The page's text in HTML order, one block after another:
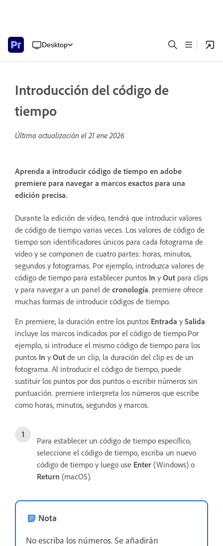
Desktop
Introducción del código de
tiempo
Última actualización el21 ene 2026
Aprenda a introducir código de tiempo en adobe
premiere para navegar a marcos exactos para una
edición precisa.
Durante la edición de vídeo, tendrá que introducir valores
de código de tiempo varias veces. Los valores de código de
tiempo son identificadores únicos para cada fotograma de
vídeo y se componen de cuatro partes: horas, minutos,
segundos y fotogramas. Por ejemplo, introduzca valores de
código de tiempo para establecer puntos In y Out para clips
y para navegar a un panel de cronología. premiere ofrece
muchas formas de introducir códigos de tiempo.
En premiere, la duración entre los puntos Entrada y Salida
incluye los marcos indicados por el código de tiempo.Por
ejemplo, si introduce el mismo código de tiempo para los
puntos In y Out de un clip, la duración del clip es de un
fotograma. Al introducir el código de tiempo, puede
sustituir los puntos por dos puntos o escribir números sin
puntuación. premiere interpreta los números que escribe
como horas, minutos, segundos y marcos.
Para establecer un código de tiempo específico,
seleccione el código de tiempo, escriba un nuevo
código de tiempo y luego use Enter (Windows) o
Return (macOS).
Nota
No escriba los números. Se añadirán